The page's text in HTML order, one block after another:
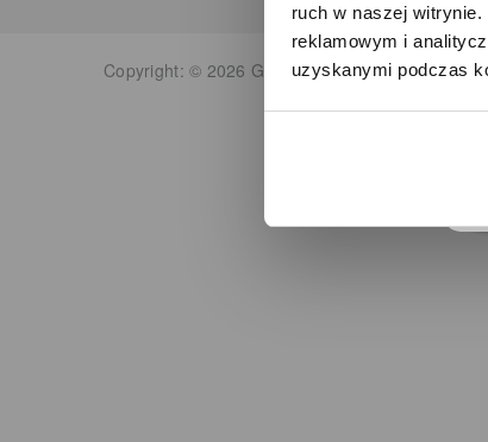
ruch w naszej
reklamowym i
uzyskanymi podczas
Copyright: © 2026 Grupa Zibi S.A. Wszelkie